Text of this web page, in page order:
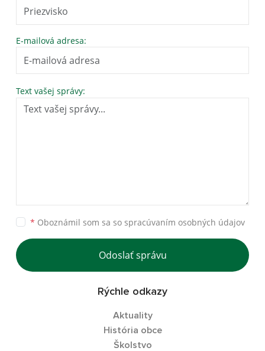
E-mailová adresa:
Text vašej správy:
* Oboznámil som sa so spracúvaním osobných údajov
Odoslať správu
Rýchle odkazy
Aktuality
História obce
Školstvo